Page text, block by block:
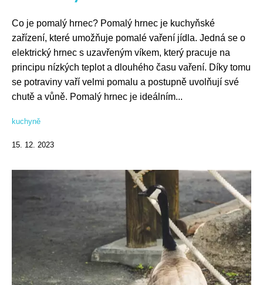
Co je pomalý hrnec? Pomalý hrnec je kuchyňské
zařízení, které umožňuje pomalé vaření jídla. Jedná se o
elektrický hrnec s uzavřeným víkem, který pracuje na
principu nízkých teplot a dlouhého času vaření. Díky tomu
se potraviny vaří velmi pomalu a postupně uvolňují své
chutě a vůně. Pomalý hrnec je ideálním...
kuchyně
15. 12. 2023